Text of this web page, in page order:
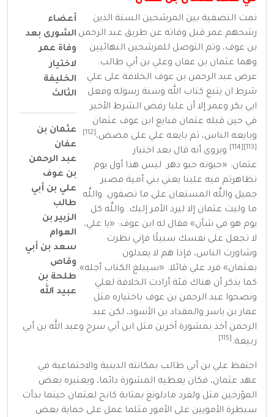
أعضاء
الشورى بعد
وفاة عمر
لاختيار
الخليفة
الثالث
عثمان بن
عفان
عبد الرحمن
بن عوف
علي بن أبي
طالب
الزبير بن
العوام
سعد بن أبي
وقاص
طلحة بن
عبيد الله
تمت التصفية بين المرشحين الستة الذين
رشحهم عمر قبل وفاته عن طريق عبد الرحمن
بن عوف، وتم التوصل للمرشحين النهائيين
وهما عثمان بن عفان وعلي بن أبي طالب.
عرض عبد الرحمن بن عوف الخلافة على علي
شرط ان يتبع كتاب الله وسنة رسوله وفعل
ابي بكر وعمر إلا أن عليا رفض الشرط الأخير
في حين قبله عثمان فبايع ابن عوف عثمان
وبايعه الناس، ثم بايعه علي على مضض،
ويروى أنه قال بعد اختيار
عثمان: «حبوته حبو دهر. ليس هذا أول يوم
تظاهرتم فيه علينا يعني بني أمية فصبر
جميل واللَّه المستعان على ما تصفون. واللَّه
ما وليت عثمان إلا ليرد الأمر إليك. واللَّه كل
يوم هو في شأن» فقال له ابن عوف: «يا علي،
لا تجعل على نفسك سبيلًا فإني نظرت
وشاورت الناس، فإذا هم لا يعدلون
بعثمان» فرد علي قائلا: «سيبلغ الكتاب أجله»
.
كما يذكر أن هناك فئة أرادت الخلافة لعلي
ونصحوا عبد الرحمن بن عوف باختياره مثل
عمار بن ياسر والمقداد بن الأسود، لكن عبد
الرحمن أخذ بمشورة آخرين مثل ابن أبي سرح وعبد الله بن أبي
ربيعة.
احتفظ علي بن أبي طالب بمكانته الدينية والاجتماعية في
عهد عثمان، فكان يعطيه المشورة دائما، ويعتبره بعض
المؤرخين مثل ولفرد مادلونغ بمثابة كابح لعثمان حينما بدأت
سيطرة الأمويين على الأمور مثلما عمل على حماية بعض